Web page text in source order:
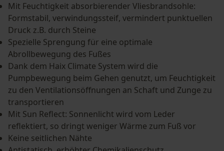
Mit Feuchtigkeit absorbierender Vliesbrandsohle:
Formstabil, verwindungssteif, vermindert punktuellen
Druck z.B. durch Steine
Spezielle Sprengung für eine optimale
Abrollbewegung des Fußes
Dank dem Haix Climate System wird die
Pumpbewegung beim Gehen genutzt, um Feuchtigkeit
zu den Ventilationsöffnungen an Schaft und Zunge zu
transportieren
Mit Sun Reflect: Sonnenlicht wird vom Leder
reflektiert, so dringt weniger Wärme zum Fuß vor
Keine seitlichen Nähte